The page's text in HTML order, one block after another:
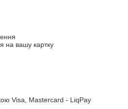
на вашу картку
Visa, Mastercard - LiqPay